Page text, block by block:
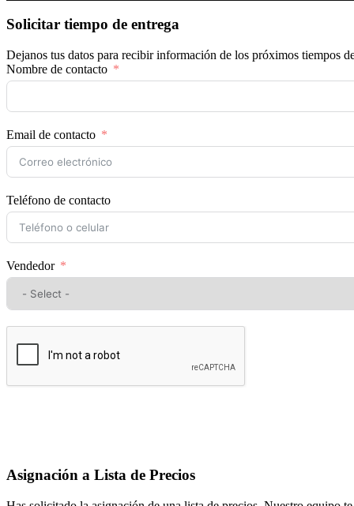
Solicitar tiempo de entrega
Dejanos tus datos para recibir información de los próximos tiempos
Nombre de contacto
Email de contacto
Teléfono de contacto
Vendedor
Asignación a Lista de Precios